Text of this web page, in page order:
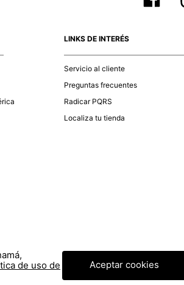
análisis
tu
LINKS DE INTERÉS
Servicio al cliente
Preguntas frecuentes
Radicar PQRS
Localiza tu tienda
S.A. TODOS LOS DERECHOS RESERVADOS.
de uso de
Aceptar cookies